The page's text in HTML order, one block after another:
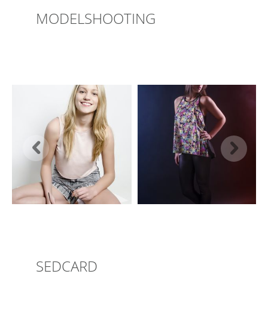
MODELSHOOTING
SEDCARD